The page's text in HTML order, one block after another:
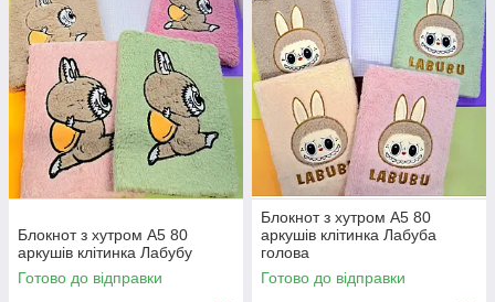
Блокнот з хутром А5 80
аркушів клітинка Лабубу
Готово до відправки
Блокнот з хутром А5 80
аркушів клітинка Лабуба
голова
Готово до відправки